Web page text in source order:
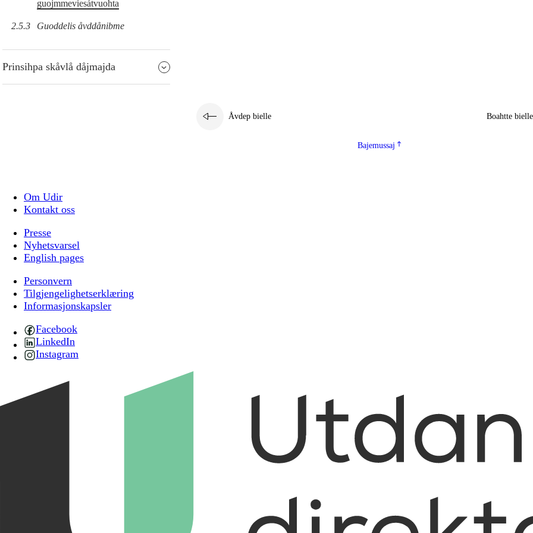
guojmmeviesátvuohta
2.5.3 Guoddelis åvddånibme
Prinsihpa skåvlå dåjmajda
Åvdep bielle Boahtte bielle
Bajemussaj
Om Udir
Kontakt oss
Presse
Nyhetsvarsel
English pages
Personvern
Tilgjengelighetserklæring
Informasjonskapsler
Facebook
LinkedIn
Instagram